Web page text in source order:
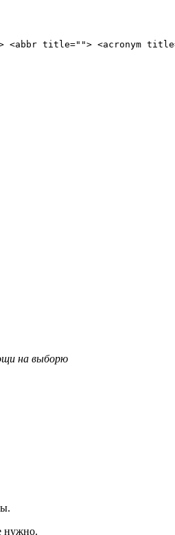
title=""> <acronym
на выборю
нужно.